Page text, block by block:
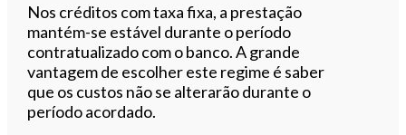
Nos créditos com taxa fixa, a prestação
mantém-se estável durante o período
contratualizado com o banco. A grande
vantagem de escolher este regime é saber
que os custos não se alterarão durante o
período acordado.